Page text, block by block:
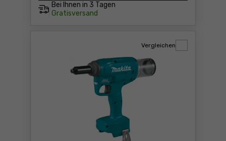
Bei Ihnen in 3 Tagen
Gratisversand
Vergleichen